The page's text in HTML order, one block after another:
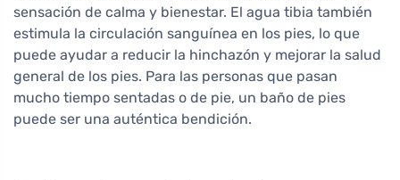
sensación de calma y bienestar. El agua tibia también
estimula la circulación sanguínea en los pies, lo que
puede ayudar a reducir la hinchazón y mejorar la salud
general de los pies. Para las personas que pasan
mucho tiempo sentadas o de pie, un baño de pies
puede ser una auténtica bendición.